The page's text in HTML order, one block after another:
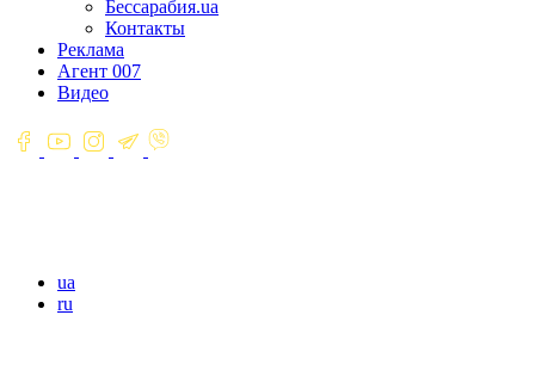
Бессарабия.ua
Контакты
Реклама
Агент 007
Видео
ua
ru